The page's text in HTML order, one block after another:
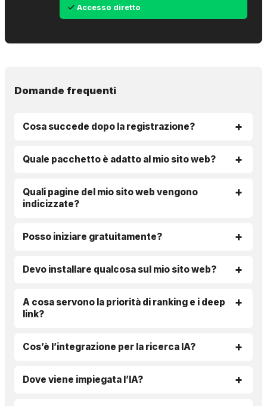
Accesso diretto
Domande frequenti
Cosa succede dopo la registrazione?
Quale pacchetto è adatto al mio sito web?
Quali pagine del mio sito web vengono
indicizzate?
Posso iniziare gratuitamente?
Devo installare qualcosa sul mio sito web?
A cosa servono la priorità di ranking e i deep
link?
Cos’è l’integrazione per la ricerca IA?
Dove viene impiegata l’IA?